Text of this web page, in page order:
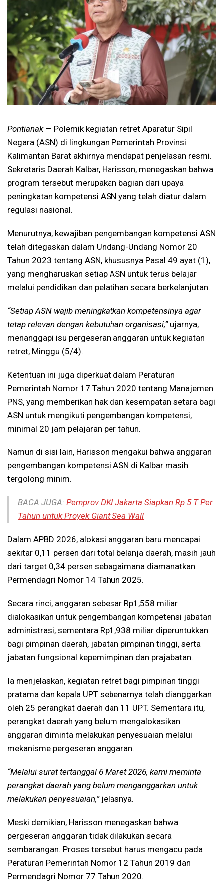
Pontianak— Polemik kegiatan retret Aparatur Sipil
Negara (ASN) di lingkungan Pemerintah Provinsi
Kalimantan Barat akhirnya mendapat penjelasan resmi.
Sekretaris Daerah Kalbar, Harisson, menegaskan bahwa
program tersebut merupakan bagian dari upaya
peningkatan kompetensi ASN yang telah diatur dalam
regulasi nasional.
Menurutnya, kewajiban pengembangan kompetensi ASN
telah ditegaskan dalam Undang-Undang Nomor 20
Tahun 2023 tentang ASN, khususnya Pasal 49 ayat (1),
yang mengharuskan setiap ASN untuk terus belajar
melalui pendidikan dan pelatihan secara berkelanjutan.
“Setiap ASN wajib meningkatkan kompetensinya agar
tetap relevan dengan kebutuhan organisasi,”ujarnya,
menanggapi isu pergeseran anggaran untuk kegiatan
retret, Minggu (5/4).
Ketentuan ini juga diperkuat dalam Peraturan
Pemerintah Nomor 17 Tahun 2020 tentang Manajemen
PNS, yang memberikan hak dan kesempatan setara bagi
ASN untuk mengikuti pengembangan kompetensi,
minimal 20 jam pelajaran per tahun.
Namun di sisi lain, Harisson mengakui bahwa anggaran
pengembangan kompetensi ASN di Kalbar masih
tergolong minim.
BACA JUGA: Pemprov DKI Jakarta Siapkan Rp 5 T Per
Tahun untuk Proyek Giant Sea Wall
Dalam APBD 2026, alokasi anggaran baru mencapai
sekitar 0,11 persen dari total belanja daerah, masih jauh
dari target 0,34 persen sebagaimana diamanatkan
Permendagri Nomor 14 Tahun 2025.
Secara rinci, anggaran sebesar Rp1,558 miliar
dialokasikan untuk pengembangan kompetensi jabatan
administrasi, sementara Rp1,938 miliar diperuntukkan
bagi pimpinan daerah, jabatan pimpinan tinggi, serta
jabatan fungsional kepemimpinan dan prajabatan.
Ia menjelaskan, kegiatan retret bagi pimpinan tinggi
pratama dan kepala UPT sebenarnya telah dianggarkan
oleh 25 perangkat daerah dan 11 UPT. Sementara itu,
perangkat daerah yang belum mengalokasikan
anggaran diminta melakukan penyesuaian melalui
mekanisme pergeseran anggaran.
“Melalui surat tertanggal 6 Maret 2026, kami meminta
perangkat daerah yang belum menganggarkan untuk
melakukan penyesuaian,”jelasnya.
Meski demikian, Harisson menegaskan bahwa
pergeseran anggaran tidak dilakukan secara
sembarangan. Proses tersebut harus mengacu pada
Peraturan Pemerintah Nomor 12 Tahun 2019 dan
Permendagri Nomor 77 Tahun 2020.